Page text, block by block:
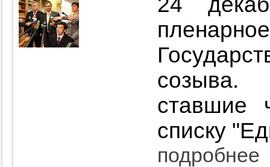
ставшие
списку
подробнее